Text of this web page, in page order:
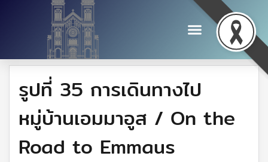
รูปที่ 35 การเดินทางไป
หมู่บ้านเอมมาอูส / On the
Road to Emmaus